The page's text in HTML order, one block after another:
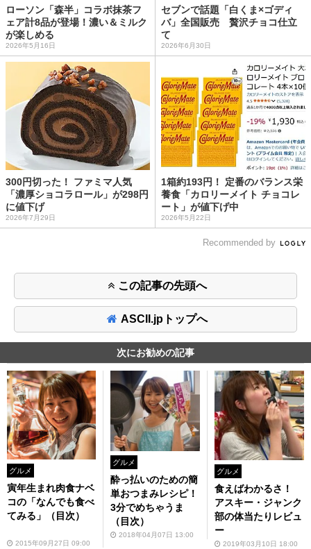
ローソン「森半」コラボ抹茶フ
ェア計8品が登場！濃い＆ミルク
が楽しめる
2026年5月16日
セブンで話題「白くま×ゴディ
バ」全国販売 贅沢チョコ仕立
て
2026年6月30日
300円切った！ ファミマ人気
「濃厚ショコラロール」が298円
に値下げ
2026年7月29日
1箱約193円！ 定番のバランス栄
養食「カロリーメイト チョコレ
ート」が値下げ中
2026年5月22日
Recommended by
この記事の先頭へ
ASCII.jpトップへ
次にお勧めの記事
グルメ
寅年生まれ肉食ナベ
コの「なんでも食べ
てみる」（目次）
2015年09月27日 09:00
グルメ
酔っ払いのための簡
単おつまみレシピ！
3分でめちゃうま
（目次）
2018年04月07日 13:00
グルメ
食えばわかるさ！
アスキー・ジャンク
部の体当たりレビュ
ー
2019年03月10日 18:00